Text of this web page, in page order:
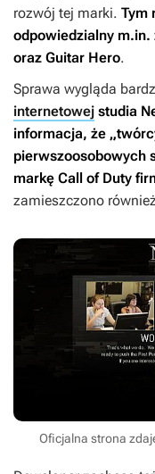
rozwój tej marki. Tym
odpowiedzialny m.in.
oraz Guitar Hero.
Sprawa wygląda
internetowej studia
informacja, że
pierwszoosobowych
markę Call of Duty
zamieszczono
Oficjalna strona